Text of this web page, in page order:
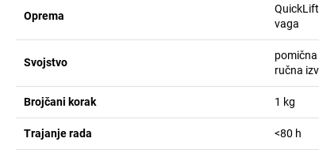
Oprema
QuickLift
vaga
Svojstvo
ručna
Brojčani korak 1 kg
Trajanje rada <80 h